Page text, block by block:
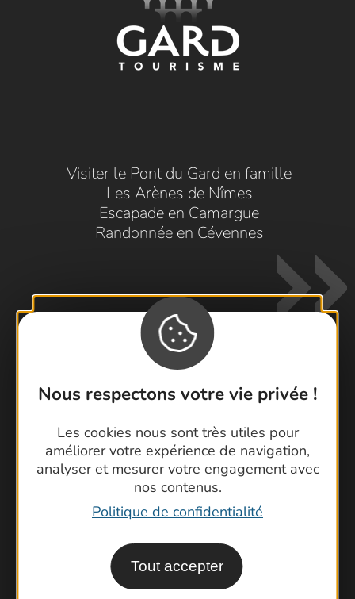
Nous respectons votre vie privée !
Les cookies nous sont très utiles pour
améliorer votre expérience de navigation,
analyser et mesurer votre engagement avec
nos contenus.
Politique de confidentialité
Tout accepter
Visiter le Pont du Gard en famille
Les Arènes de Nîmes
Escapade en Camargue
Randonnée en Cévennes
Contactez-nous !
Foire aux questions
Brochures
Cartoguides et Topoguides
Latitude Gard